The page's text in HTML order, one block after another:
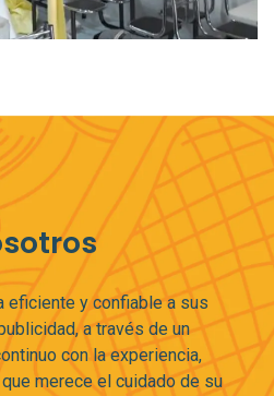
eficiente y confiable a sus
a través de un
con la experiencia,
merece el cuidado de su